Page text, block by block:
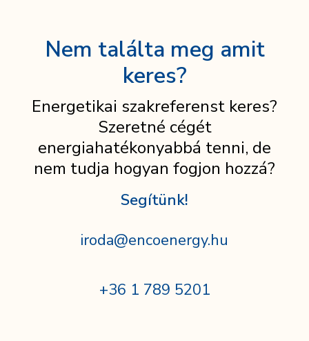
Nem találta meg amit
keres?
Energetikai szakreferenst keres?
Szeretné cégét
energiahatékonyabbá tenni, de
nem tudja hogyan fogjon hozzá?
Segítünk!
iroda@encoenergy.hu
+36 1 789 5201